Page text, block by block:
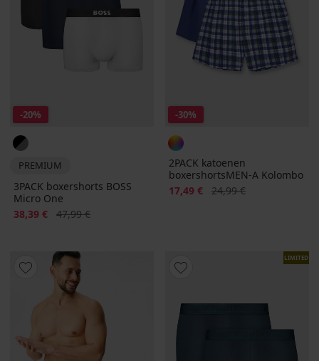
-20%
PREMIUM
3PACK boxershorts BOSS
Micro One
Korting
38,39 € Oorspronkelijke prijs
47,99 €
-30%
2PACK katoenen
boxershortsMEN-A Kolombo
Korting
17,49 € Oorspronkelijke prijs
24,99 €
LIMITED